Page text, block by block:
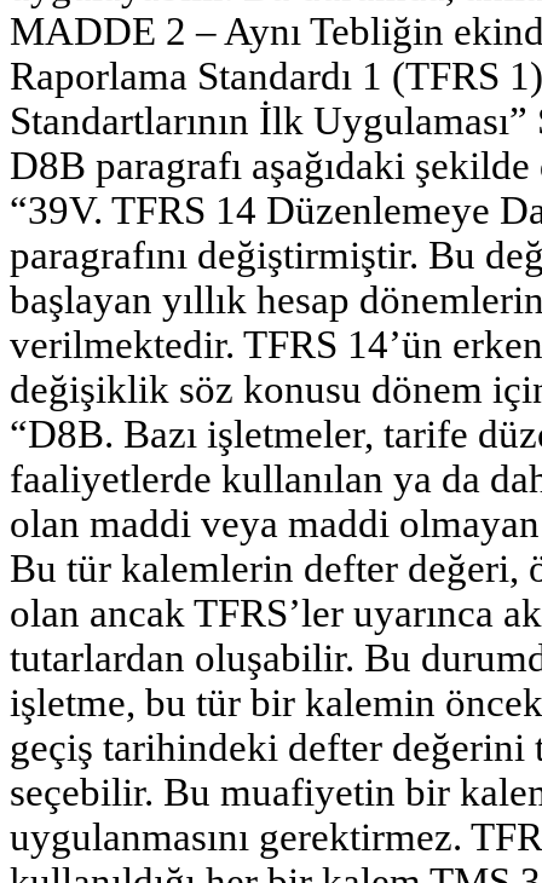
MADDE 2 – Aynı Tebliğin
Raporlama Standardı 1 (TFRS
Standartlarının İlk
D8B paragrafı aşağıdaki
“39V. TFRS 14 Düzenlemeye
paragrafını değiştirmiştir. Bu
başlayan yıllık hesap
verilmektedir. TFRS 14’ün
değişiklik söz konusu dönem
“D8B. Bazı işletmeler, tarife
faaliyetlerde kullanılan ya da
olan maddi veya maddi
Bu tür kalemlerin defter değeri,
olan ancak TFRS’ler uyarınca
tutarlardan oluşabilir. Bu
işletme, bu tür bir kalemin
geçiş tarihindeki defter
seçebilir. Bu muafiyetin bir
uygulanmasını gerektirmez.